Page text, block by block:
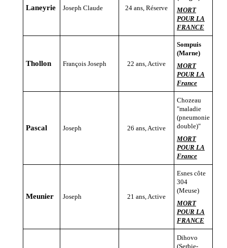
Laneyrie Joseph Claude 24 ans, Réserve
MORT
POUR LA
FRANCE
Thollon François Joseph 22 ans, Active
Sompuis
(Marne)
MORT
POUR LA
France
Pascal Joseph 26 ans, Active
Chozeau
"maladie
(pneumonie
double)"
MORT
POUR LA
France
Meunier Joseph 21 ans, Active
Esnes côte
304
(Meuse)
MORT
POUR LA
FRANCE
Dihovo
(Serbie-